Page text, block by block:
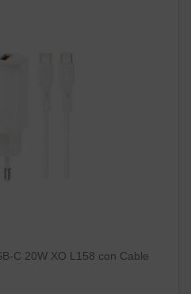
C 20W XO L158 con Cable